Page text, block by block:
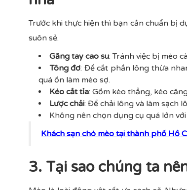
Trước khi thực hiện thì bạn cần chuẩn bị
suôn sẻ.
Găng tay cao su: Tránh việc bị mèo
Tông đơ: Để cắt phần lông thừa
quá ồn làm mèo sợ.
Kéo cắt tỉa: Gồm kèo thẳng, kéo
Lược chải: Để chải lông và làm sạch
Không nên chọn dụng cụ quá lớn
Khách sạn chó mèo tại thành phố Hồ
3. Tại sao chúng ta